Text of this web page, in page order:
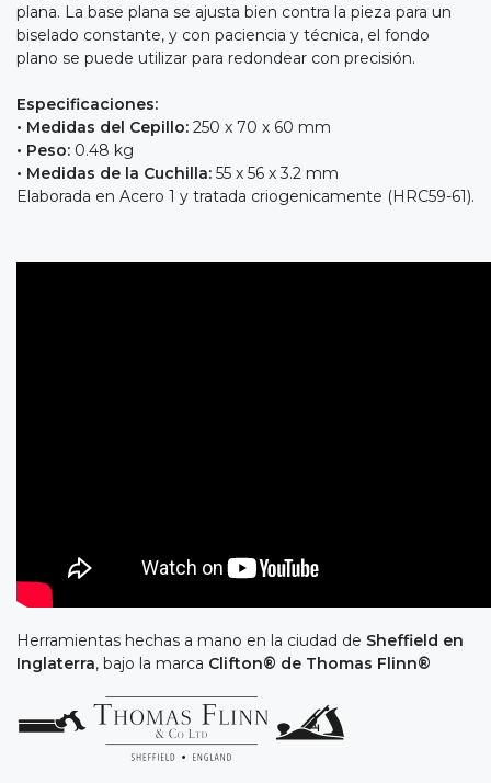
plana. La base plana se ajusta bien contra la pieza para un
biselado constante, y con paciencia y técnica, el fondo
plano se puede utilizar para redondear con precisión.
Especificaciones:
• Medidas del Cepillo: 250 x 70 x 60 mm
• Peso: 0.48 kg
• Medidas de la Cuchilla: 55 x 56 x 3.2 mm
Elaborada en Acero 1 y tratada criogenicamente (HRC59-61).
Herramientas hechas a mano en la ciudad de Sheffield en
Inglaterra, bajo la marca Clifton® de Thomas Flinn®